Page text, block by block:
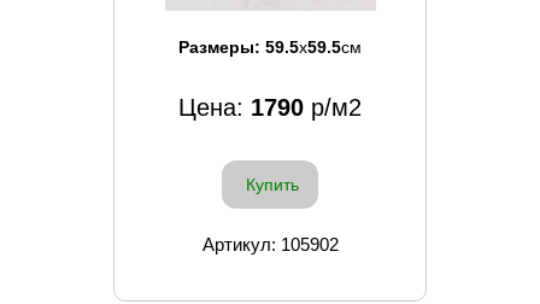
Размеры: 59.5x59.5см
Цена: 1790 р/м2
Купить
Артикул: 105902